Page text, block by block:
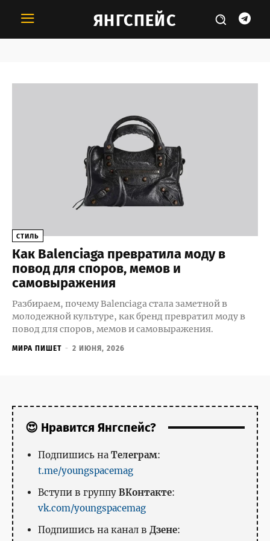
ЯНГСПЕЙС
Тема: Balenciaga
СТИЛЬ
Как Balenciaga превратила моду в
повод для споров, мемов и
самовыражения
Разбираем, почему Balenciaga стала заметной в
молодежной культуре, как бренд превратил моду в
повод для споров, мемов и самовыражения.
МИРА ПИШЕТ - 2 ИЮНЯ, 2026
😍 Нравится Янгспейс?
Подпишись на Телеграм:
t.me/youngspacemag
Вступи в группу ВКонтакте:
vk.com/youngspacemag
Подпишись на канал в Дзене: